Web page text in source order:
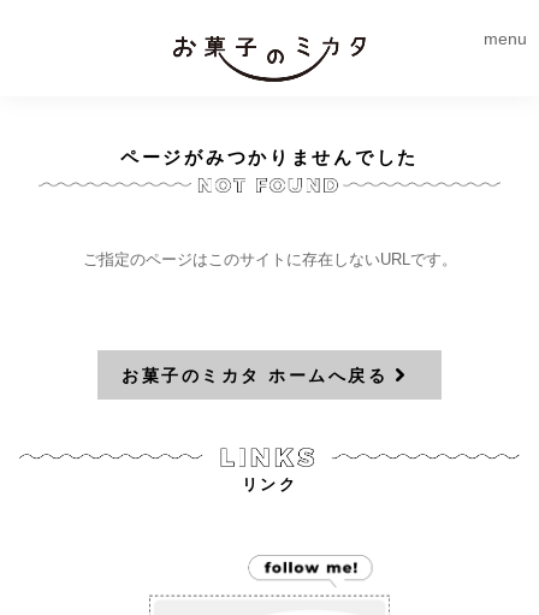
menu
ページがみつかりませんでした
ご指定のページはこのサイトに存在しないURLです。
お菓子のミカタ ホームへ戻る
リンク